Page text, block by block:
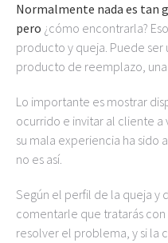
Normalmente nada es tan
pero ¿cómo encontrarla?
producto y queja. Puede
producto de reemplazo,
Lo importante es mostrar
ocurrido e invitar al cliente
su mala experiencia ha sido
no es así.
Según el perfil de la queja
comentarle que tratarás
resolver el problema, y si la